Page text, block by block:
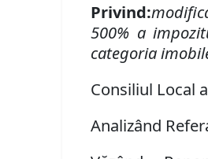
Privind:
500% a
categoria
Consiliul Local
Analizând